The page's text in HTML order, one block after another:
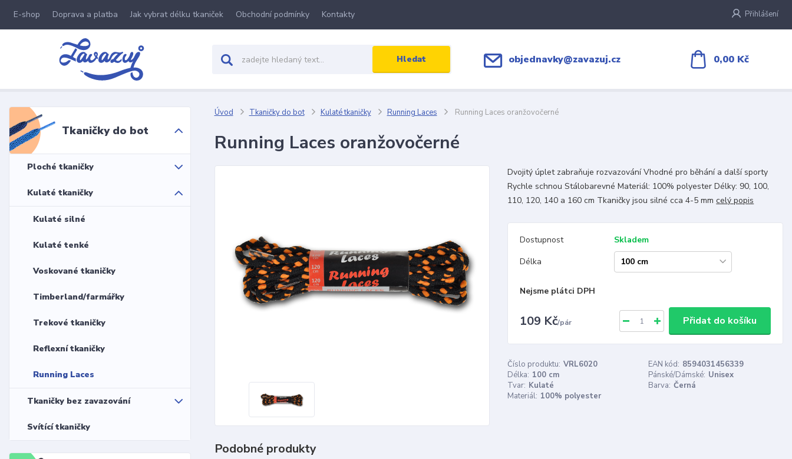
E-shop Doprava a platba Jak vybrat délku tkaniček Obchodní podmínky Kontakty Přihlášení
Hledat objednavky@zavazuj.cz 0,00 Kč
Tkaničky do bot
Ploché tkaničky
Kulaté tkaničky
Kulaté silné
Kulaté tenké
Voskované tkaničky
Timberland/farmářky
Trekové tkaničky
Reflexní tkaničky
Running Laces
Tkaničky bez zavazování
Svítící tkaničky
Úvod Tkaničky do bot Kulaté tkaničky Running Laces Running Laces oranžovočerné
Running Laces oranžovočerné
Dvojitý úplet zabraňuje rozvazování Vhodné pro běhání a další sporty
Rychle schnou Stálobarevné Materiál: 100% polyester Délky: 90, 100,
110, 120, 140 a 160 cm Tkaničky jsou silné cca 4-5 mmcelý popis
Dostupnost
Skladem
Délka
Nejsme plátci DPH
109 Kč/pár Přidat do košíku
Číslo produktu: VRL6020 EAN kód: 8594031456339
Délka: 100 cm Pánské/Dámské: Unisex
Tvar: Kulaté Barva: Černá
Materiál: 100% polyester
Podobné produkty